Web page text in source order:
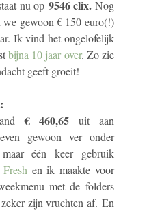
nu op 9546 clix. Nog
gewoon € 150 euro(!)
Ik vind het ongelofelijk
bijna 10 jaar over. Zo zie
geeft groeit!
€ 460,65 uit aan
gewoon ver onder
één keer gebruik
en ik maakte voor
met de folders
zijn vruchten af. En